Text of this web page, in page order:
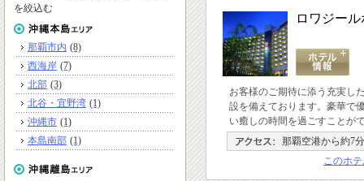
ロワジー
お客様のご期待に添う充実し
設を備えております。豪華で
い癒しの時間を過ごすことが
那覇空港から約7分
このホ
を絞込む
那覇市内 (8)
西海岸 (7)
北部 (3)
北谷・宜野湾 (1)
沖縄市 (1)
本島南部 (1)